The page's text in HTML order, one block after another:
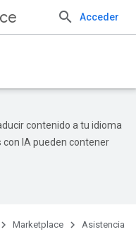
Acceder
contenido a tu idioma
IA pueden contener
Marketplace Asistencia